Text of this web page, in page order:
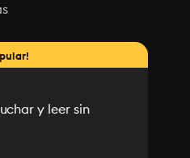
y leer sin